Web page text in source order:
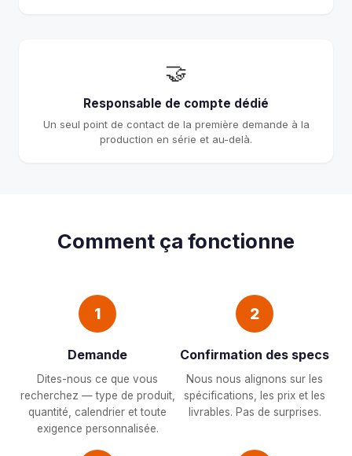
🤝
Responsable de compte dédié
Un seul point de contact de la première demande à la
production en série et au-delà.
Comment ça fonctionne
1
Demande
Dites-nous ce que vous
recherchez — type de produit,
quantité, calendrier et toute
exigence personnalisée.
2
Confirmation des specs
Nous nous alignons sur les
spécifications, les prix et les
livrables. Pas de surprises.